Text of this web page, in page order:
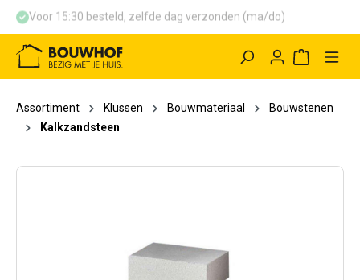
Voor 15:30 besteld, zelfde dag verzonden (ma/do)
Assortiment Klussen Bouwmateriaal
Bouwstenen
Kalkzandsteen